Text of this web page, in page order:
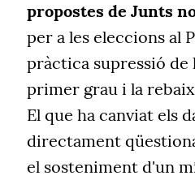
propostes de Junts
per a les eleccions al
pràctica supressió de
primer grau i la
El que ha canviat els
directament
el sosteniment d'un